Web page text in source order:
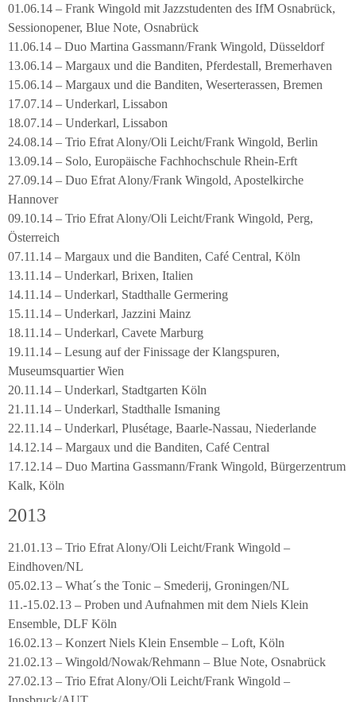
01.06.14 – Frank Wingold mit Jazzstudenten des IfM Osnabrück,
Sessionopener, Blue Note, Osnabrück
11.06.14 – Duo Martina Gassmann/Frank Wingold, Düsseldorf
13.06.14 – Margaux und die Banditen, Pferdestall, Bremerhaven
15.06.14 – Margaux und die Banditen, Weserterassen, Bremen
17.07.14 – Underkarl, Lissabon
18.07.14 – Underkarl, Lissabon
24.08.14 – Trio Efrat Alony/Oli Leicht/Frank Wingold, Berlin
13.09.14 – Solo, Europäische Fachhochschule Rhein-Erft
27.09.14 – Duo Efrat Alony/Frank Wingold, Apostelkirche
Hannover
09.10.14 – Trio Efrat Alony/Oli Leicht/Frank Wingold, Perg,
Österreich
07.11.14 – Margaux und die Banditen, Café Central, Köln
13.11.14 – Underkarl, Brixen, Italien
14.11.14 – Underkarl, Stadthalle Germering
15.11.14 – Underkarl, Jazzini Mainz
18.11.14 – Underkarl, Cavete Marburg
19.11.14 – Lesung auf der Finissage der Klangspuren,
Museumsquartier Wien
20.11.14 – Underkarl, Stadtgarten Köln
21.11.14 – Underkarl, Stadthalle Ismaning
22.11.14 – Underkarl, Plusétage, Baarle-Nassau, Niederlande
14.12.14 – Margaux und die Banditen, Café Central
17.12.14 – Duo Martina Gassmann/Frank Wingold, Bürgerzentrum
Kalk, Köln
2013
21.01.13 – Trio Efrat Alony/Oli Leicht/Frank Wingold –
Eindhoven/NL
05.02.13 – What´s the Tonic – Smederij, Groningen/NL
11.-15.02.13 – Proben und Aufnahmen mit dem Niels Klein
Ensemble, DLF Köln
16.02.13 – Konzert Niels Klein Ensemble – Loft, Köln
21.02.13 – Wingold/Nowak/Rehmann – Blue Note, Osnabrück
27.02.13 – Trio Efrat Alony/Oli Leicht/Frank Wingold –